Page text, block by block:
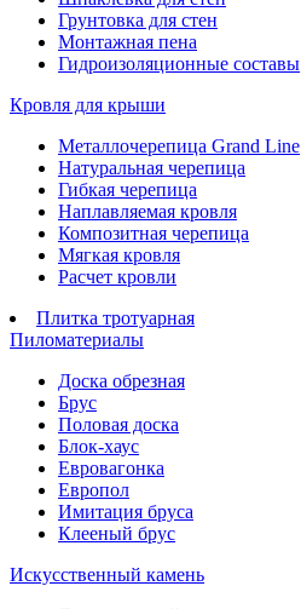
Грунтовка для стен
Монтажная пена
Гидроизоляционные составы
Кровля для крыши
Металлочерепица Grand Line
Натуральная черепица
Гибкая черепица
Наплавляемая кровля
Композитная черепица
Мягкая кровля
Расчет кровли
Плитка тротуарная
Пиломатериалы
Доска обрезная
Брус
Половая доска
Блок-хаус
Евровагонка
Европол
Имитация бруса
Клееный брус
Искусственный камень